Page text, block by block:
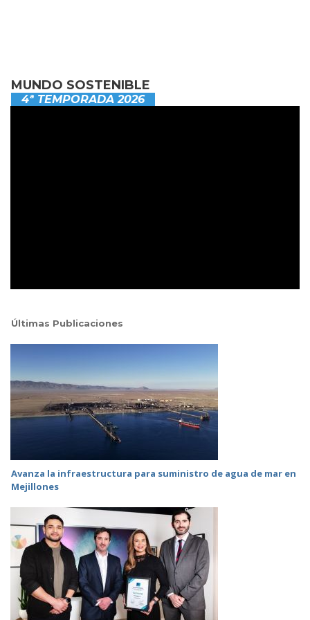
MUNDO SOSTENIBLE
4ª TEMPORADA 2026
Últimas Publicaciones
Avanza la infraestructura para suministro de agua de mar en
Mejillones